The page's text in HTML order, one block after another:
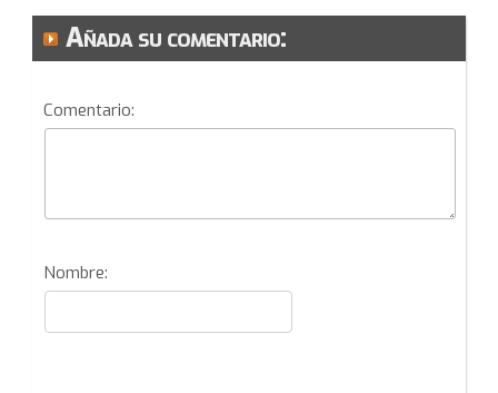
Añada su comentario:
Comentario:
Nombre: